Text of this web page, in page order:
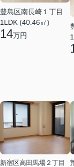
豊島区南長崎１丁目
1LDK (40.46㎡)
14万円
新宿区高田馬場２丁目